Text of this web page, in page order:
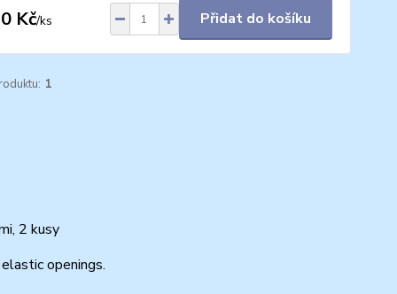
Kč/ks Přidat do košíku
1
2 kusy
openings.